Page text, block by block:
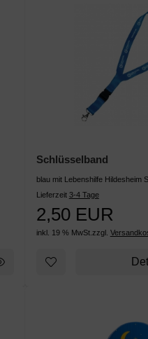
Schlüsselband
blau mit Lebenshilfe Hildesheim
Lieferzeit 3-4 Tage
2,50 EUR
inkl. 19 % MwSt. zzgl.